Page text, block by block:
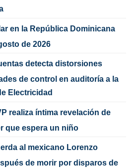
en la República Dominicana
de 2026
detecta distorsiones
de control en auditoría a la
Electricidad
realiza íntima revelación de
que espera un niño
al mexicano Lorenzo
de morir por disparos de